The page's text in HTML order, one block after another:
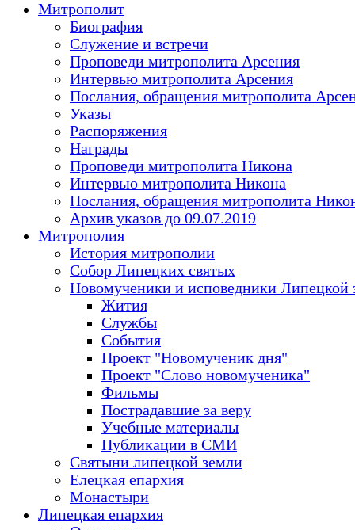
Митрополит
Биография
Служение и встречи
Проповеди митрополита Арсения
Интервью митрополита Арсения
Послания, обращения митрополита
Указы
Распоряжения
Награды
Проповеди митрополита Никона
Интервью митрополита Никона
Послания, обращения митрополита
Архив указов до 09.07.2019
Митрополия
История митрополии
Собор Липецких святых
Новомученики и исповедники Липецкой
Жития
Службы
События
Проект "Новомученик дня"
Проект "Слово новомученика"
Фильмы
Пострадавшие за веру
Учебные материалы
Публикации в СМИ
Святыни липецкой земли
Елецкая епархия
Монастыри
Липецкая епархия